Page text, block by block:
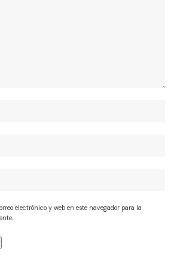
electrónico y web en este navegador para la